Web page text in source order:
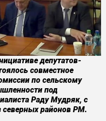
депутатов-
совместное
по сельскому
под
Раду Мудряк, с
северных районов РМ.